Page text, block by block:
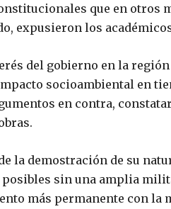
que en otros
expusieron los
del gobierno en la
socioambiental en
en contra,
la demostración de su
sin una amplia
más permanente con